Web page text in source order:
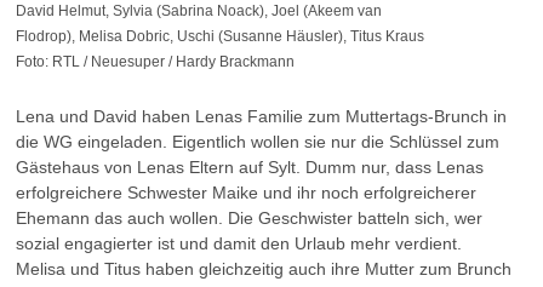
David Helmut, Sylvia (Sabrina Noack), Joel (Akeem van
Flodrop), Melisa Dobric, Uschi (Susanne Häusler), Titus Kraus
Foto: RTL / Neuesuper / Hardy Brackmann
Lena und David haben Lenas Familie zum Muttertags-Brunch in
die WG eingeladen. Eigentlich wollen sie nur die Schlüssel zum
Gästehaus von Lenas Eltern auf Sylt. Dumm nur, dass Lenas
erfolgreichere Schwester Maike und ihr noch erfolgreicherer
Ehemann das auch wollen. Die Geschwister batteln sich, wer
sozial engagierter ist und damit den Urlaub mehr verdient.
Melisa und Titus haben gleichzeitig auch ihre Mutter zum Brunch